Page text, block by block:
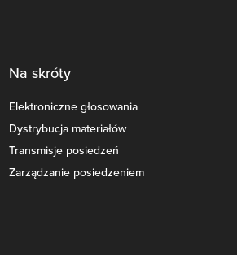
Na skróty
Elektroniczne głosowania
Dystrybucja materiałów
Transmisje posiedzeń
Zarządzanie posiedzeniem